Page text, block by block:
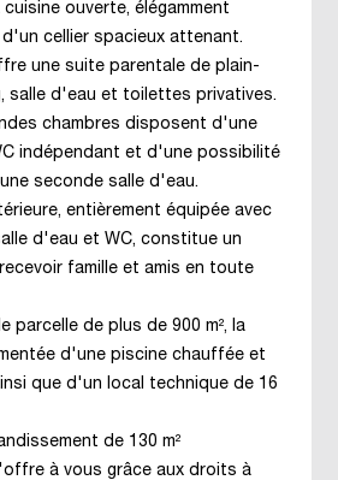
ouverte, élégamment
cellier spacieux attenant.
une suite parentale de plain-
salle d'eau et toilettes privatives.
chambres disposent d'une
indépendant et d'une possibilité
seconde salle d'eau.
entièrement équipée avec
d'eau et WC, constitue un
famille et amis en toute
parcelle de plus de 900 m², la
d'une piscine chauffée et
que d'un local technique de 16
de 130 m²
à vous grâce aux droits à